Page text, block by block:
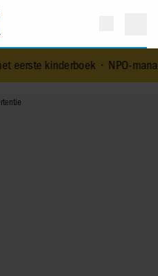
•NPO-manager Menno